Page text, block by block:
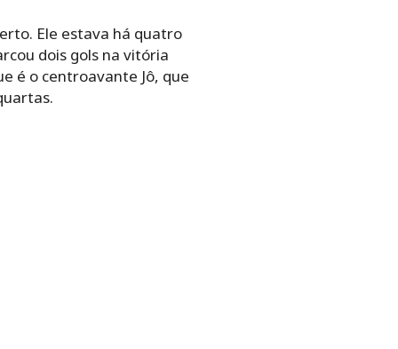
Ele estava há quatro
dois gols na vitória
é o centroavante Jô, que